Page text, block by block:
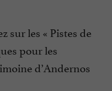
sur les « Pistes de
pour les
d’Andernos